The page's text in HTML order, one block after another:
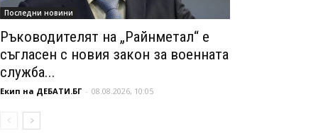
Последни новини
Ръководителят на „Райнметал“ е
съгласен с новия закон за военната
служба...
Екип на ДЕБАТИ.БГ - 08.08.2026, 10:05